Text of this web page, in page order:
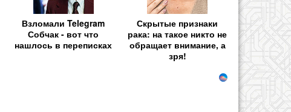
Взломали Telegram
Собчак - вот что
нашлось в переписках
Скрытые признаки
рака: на такое никто не
обращает внимание, а
зря!